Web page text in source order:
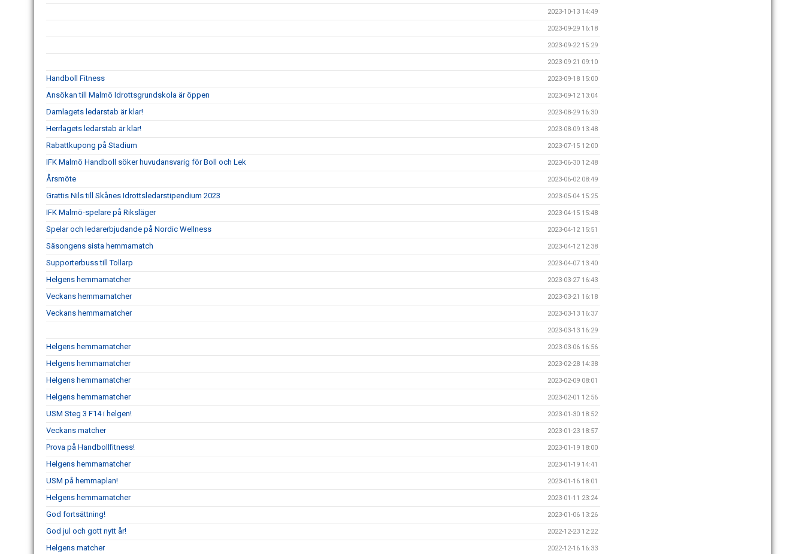
2023-10-13 14:49
2023-09-29 16:18
2023-09-22 15:29
2023-09-21 09:10
Handboll Fitness 2023-09-18 15:00
Ansökan till Malmö Idrottsgrundskola är öppen 2023-09-12 13:04
Damlagets ledarstab är klar! 2023-08-29 16:30
Herrlagets ledarstab är klar! 2023-08-09 13:48
Rabattkupong på Stadium 2023-07-15 12:00
IFK Malmö Handboll söker huvudansvarig för Boll och Lek 2023-06-30 12:48
Årsmöte 2023-06-02 08:49
Grattis Nils till Skånes Idrottsledarstipendium 2023 2023-05-04 15:25
IFK Malmö-spelare på Riksläger 2023-04-15 15:48
Spelar och ledarerbjudande på Nordic Wellness 2023-04-12 15:51
Säsongens sista hemmamatch 2023-04-12 12:38
Supporterbuss till Tollarp 2023-04-07 13:40
Helgens hemmamatcher 2023-03-27 16:43
Veckans hemmamatcher 2023-03-21 16:18
Veckans hemmamatcher 2023-03-13 16:37
2023-03-13 16:29
Helgens hemmamatcher 2023-03-06 16:56
Helgens hemmamatcher 2023-02-28 14:38
Helgens hemmamatcher 2023-02-09 08:01
Helgens hemmamatcher 2023-02-01 12:56
USM Steg 3 F14 i helgen! 2023-01-30 18:52
Veckans matcher 2023-01-23 18:57
Prova på Handbollfitness! 2023-01-19 18:00
Helgens hemmamatcher 2023-01-19 14:41
USM på hemmaplan! 2023-01-16 18:01
Helgens hemmamatcher 2023-01-11 23:24
God fortsättning! 2023-01-06 13:26
God jul och gott nytt år! 2022-12-23 12:22
Helgens matcher 2022-12-16 16:33